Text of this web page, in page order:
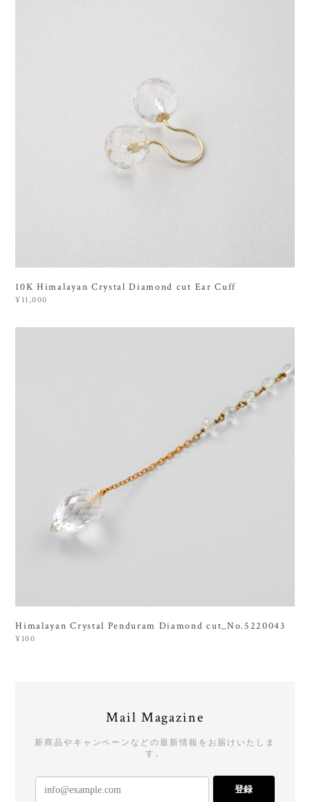
10K Himalayan Crystal Diamond cut Ear Cuff
¥11,000
Himalayan Crystal Penduram Diamond cut_No.5220043
¥100
Mail Magazine
新商品やキャンペーンなどの最新情報をお届けいたしま
す。
登録